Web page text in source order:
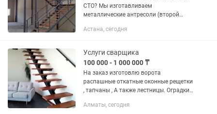
СТО? Мы изготавливаем
металлические антресоли (второй
увеличим полезную площадь вашего
Астана, сегодня
Услуги сварщика
100 000 - 1 000 000 ₸
На заказ изготовлю ворота
распашные откатные оконные рещетки
, тапчаны , А также лестницы. Оградки.
Даю гарантию на изделие .
Алматы, сегодня